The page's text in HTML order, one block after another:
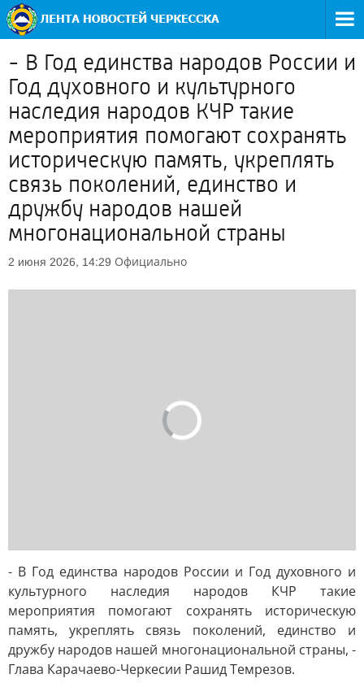
- В Год единства народов России и
Год духовного и культурного
наследия народов КЧР такие
мероприятия помогают сохранять
историческую память, укреплять
связь поколений, единство и
дружбу народов нашей
многонациональной страны
2 июня 2026, 14:29 Официально
- В Год единства народов России и Год духовного и
культурного наследия народов КЧР такие
мероприятия помогают сохранять историческую
память, укреплять связь поколений, единство и
дружбу народов нашей многонациональной страны, -
Глава Карачаево-Черкесии Рашид Темрезов.